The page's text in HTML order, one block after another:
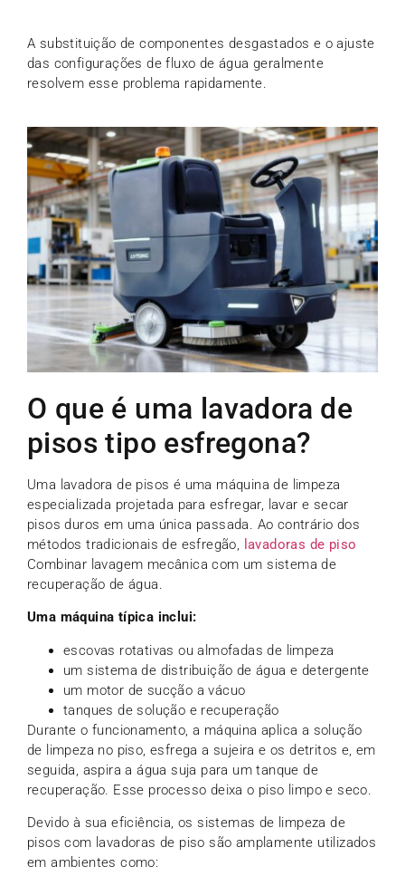
A substituição de componentes desgastados e o ajuste
das configurações de fluxo de água geralmente
resolvem esse problema rapidamente.
O que é uma lavadora de
pisos tipo esfregona?
Uma lavadora de pisos é uma máquina de limpeza
especializada projetada para esfregar, lavar e secar
pisos duros em uma única passada. Ao contrário dos
métodos tradicionais de esfregão, lavadoras de piso
Combinar lavagem mecânica com um sistema de
recuperação de água.
Uma máquina típica inclui:
escovas rotativas ou almofadas de limpeza
um sistema de distribuição de água e detergente
um motor de sucção a vácuo
tanques de solução e recuperação
Durante o funcionamento, a máquina aplica a solução
de limpeza no piso, esfrega a sujeira e os detritos e, em
seguida, aspira a água suja para um tanque de
recuperação. Esse processo deixa o piso limpo e seco.
Devido à sua eficiência, os sistemas de limpeza de
pisos com lavadoras de piso são amplamente utilizados
em ambientes como: